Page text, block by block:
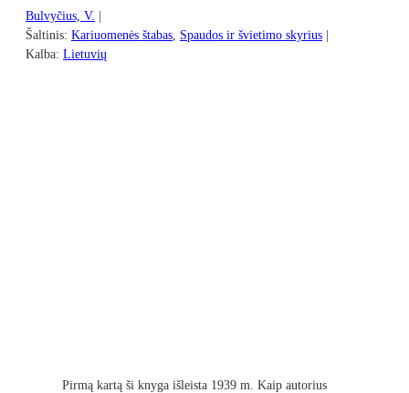
Bulvyčius, V.
Šaltinis: Kariuomenės štabas Spaudos ir švietimo skyrius
Kalba: Lietuvių
Pirmą kartą ši knyga išleista 1939 m. Kaip autorius